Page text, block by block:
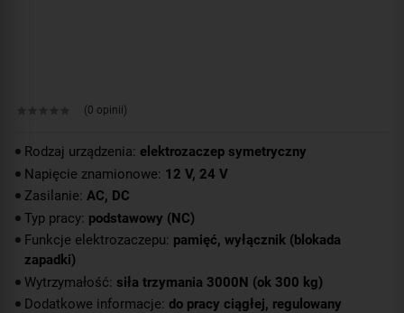
(0 opinii)
Rodzaj urządzenia: elektrozaczep symetryczny
Napięcie znamionowe: 12 V, 24 V
Zasilanie: AC, DC
Typ pracy: podstawowy (NC)
Funkcje elektrozaczepu: pamięć, wyłącznik (blokada
zapadki)
Wytrzymałość: siła trzymania 3000N (ok 300 kg)
Dodatkowe informacje: do pracy ciągłej, regulowany